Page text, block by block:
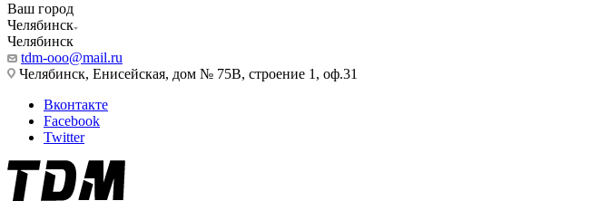
Ваш город
Челябинск
Челябинск
tdm-ooo@mail.ru
Челябинск, Енисейская, дом № 75В, строение 1, оф.31
Вконтакте
Facebook
Twitter